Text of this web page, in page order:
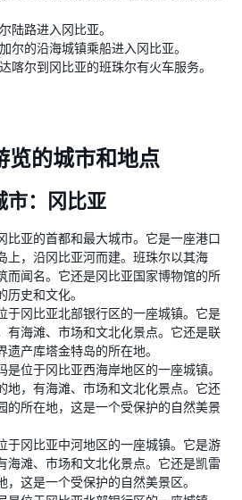
陆路进入冈比亚。
尔的沿海城镇乘船进入冈比亚。
喀尔到冈比亚的班珠尔有火车服务。
览的城市和地点
市：冈比亚
比亚的首都和最大城市。它是一座港口
上，沿冈比亚河而建。班珠尔以其海
而闻名。它还是冈比亚国家博物馆的所
史和文化。
于冈比亚北部银行区的一座城镇。它是
有海滩、市场和文北化景点。它还是联
产库塔金特岛的所在地。
是位于冈比亚西海岸地区的一座城镇。
地，有海滩、市场和文北化景点。它还
的所在地，这是一个受保护的自然美景
于冈比亚中河地区的一座城镇。它是游
海滩、市场和文北化景点。它还是凯雷
，这是一个受保护的自然美景区。